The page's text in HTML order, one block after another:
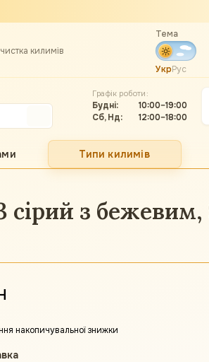
килимів
Тема
УкрРус
Графік роботи:
Будні:
10:00–19:00
Сб, Нд:
12:00–18:00
Типи килимів
з бежевим,
накопичувальної знижки